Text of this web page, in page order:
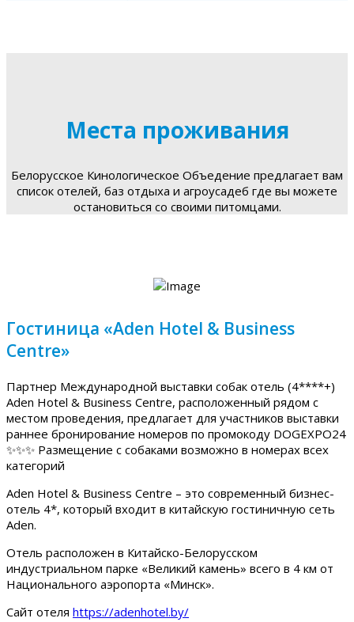
Места проживания
Белорусское Кинологическое Объедение предлагает вам
список отелей, баз отдыха и агроусадеб где вы можете
остановиться со своими питомцами.
Гостиница «Aden Hotel & Business
Centre»
Партнер Международной выставки собак отель (4****+)
Aden Hotel & Business Centre, расположенный рядом с
местом проведения, предлагает для участников выставки
раннее бронирование номеров по промокоду DOGEXPO24
✨✨✨ Размещение с собаками возможно в номерах всех
категорий
Aden Hotel & Business Centre – это современный бизнес-
отель 4*, который входит в китайскую гостиничную сеть
Aden.
Отель расположен в Китайско-Белорусском
индустриальном парке «Великий камень» всего в 4 км от
Национального аэропорта «Минск».
Сайт отеля https://adenhotel.by/